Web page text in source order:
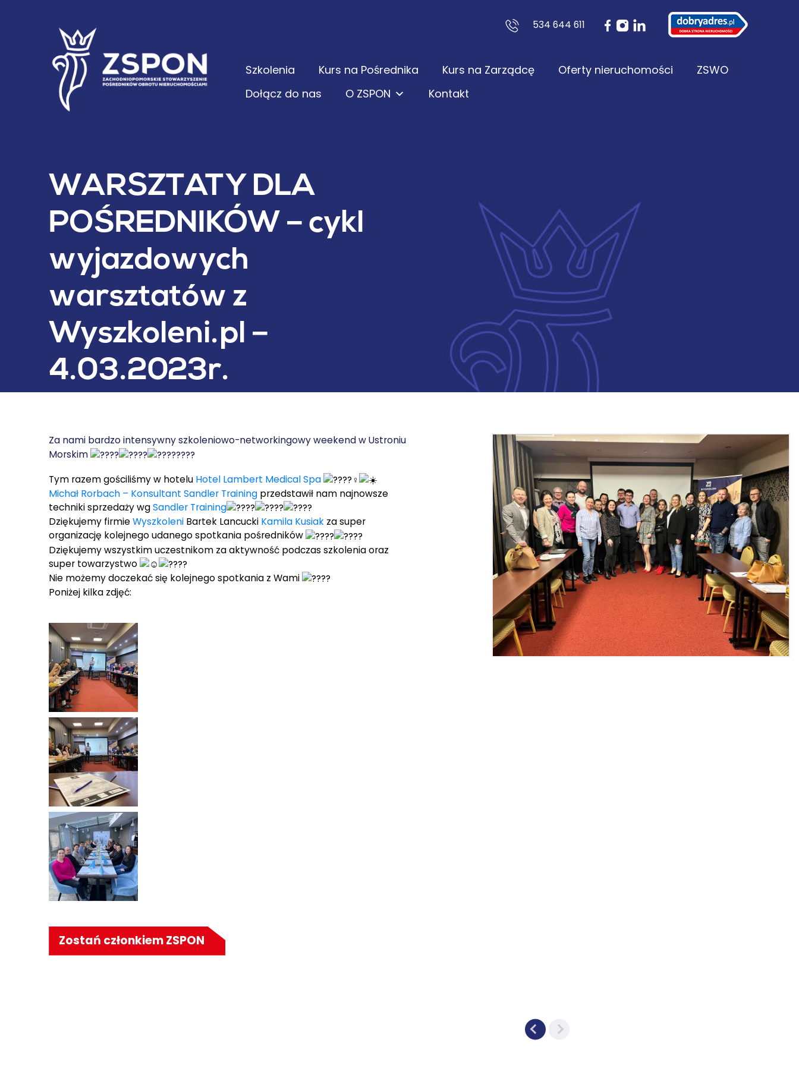
534 644 611
Szkolenia Kurs na Pośrednika Kurs na Zarządcę Oferty nieruchomości
ZSWO
Dołącz do nas
O ZSPON Kontakt
WARSZTATY DLA
POŚREDNIKÓW – cykl
wyjazdowych
warsztatów z
Wyszkoleni.pl –
4.03.2023r.
Za nami bardzo intensywny szkoleniowo-networkingowy weekend w Ustroniu
Morskim
Tym razem gościliśmy w hotelu Hotel Lambert Medical Spa
Michał Rorbach – Konsultant Sandler Training przedstawił nam najnowsze
techniki sprzedaży wgSandler Training
Dziękujemy firmieWyszkoleni Bartek Lancucki Kamila Kusiak za super
organizację kolejnego udanego spotkania pośredników
Dziękujemy wszystkim uczestnikom za aktywność podczas szkolenia oraz
super towarzystwo
Nie możemy doczekać się kolejnego spotkania z Wami
Poniżej kilka zdjęć:
Zostań członkiem ZSPON